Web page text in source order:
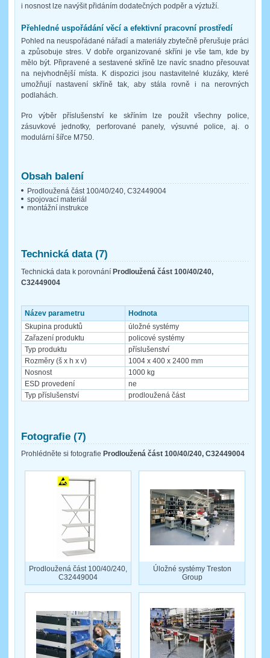
i nosnost lze navýšit přidáním dodatečných podpěr a výztuží.
Přehledné uspořádání věcí a efektivní pracovní prostředí
Pohled na neuspořádané nářadí a materiály zbytečně přerušuje práci
a způsobuje stres. V dobře organizované skříni je vše tam, kde by
mělo být. Připravené a sestavené skříně lze navíc snadno přesouvat
na nejvhodnější místa. K dispozici jsou nastavitelné kluzáky, které
umožňují nastavení skříně tak, aby stála rovně i na nerovných
podlahách.
Pro výběr příslušenství ke skříním lze použít všechny police,
zásuvkové jednotky, perforované panely, výsuvné police, aj. o
modulární šířce M750.
Obsah balení
Prodloužená část 100/40/240, C32449004
spojovací materiál
montážní instrukce
Technická data (7)
Technická data k porovnání Prodloužená část 100/40/240,
C32449004
Název parametru
Hodnota
Skupina produktů
úložné systémy
Zařazení produktu
policové systémy
Typ produktu
příslušenství
Rozměry (š x h x v)
1004 x 400 x 2400 mm
Nosnost
1000 kg
ESD provedení
ne
Typ příslušenství
prodloužená část
Fotografie (7)
Prohlédněte si fotografie Prodloužená část 100/40/240, C32449004
Prodloužená část 100/40/240,
C32449004
Úložné systémy Treston
Group